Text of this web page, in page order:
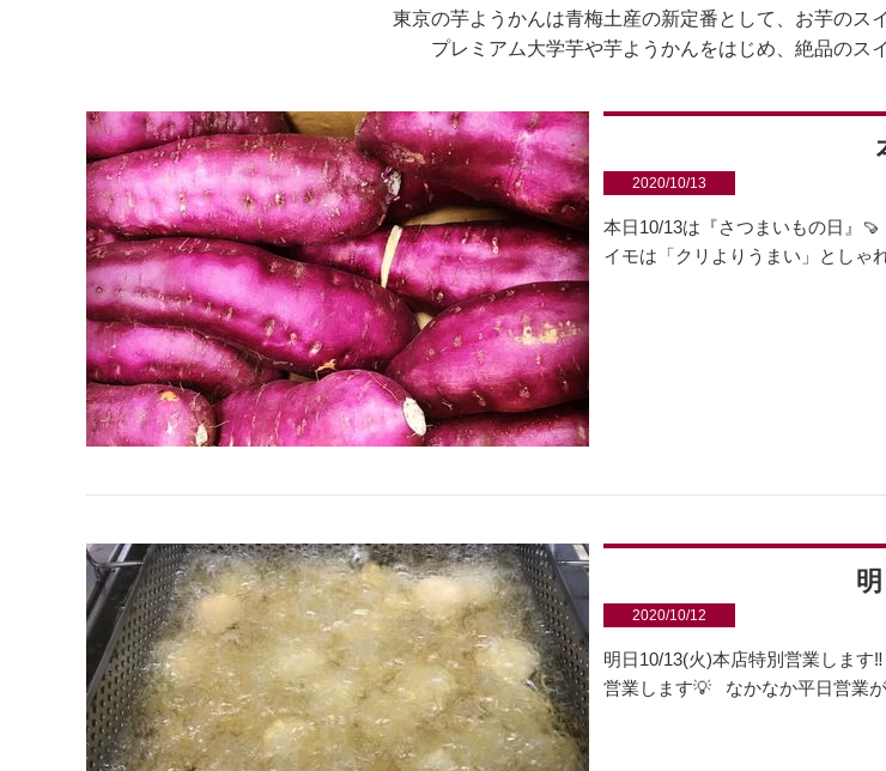
東京の芋ようかんは青梅土産の新定番として、お芋のス
プレミアム大学芋や芋ようかんをはじめ、絶品のス
2020/10/13
本日10/13は『さつまいもの日』
イモは「クリよりうまい」としゃ
2020/10/12
明日10/13(火)本店特別営業しま
営業します💡 なかなか平日営業